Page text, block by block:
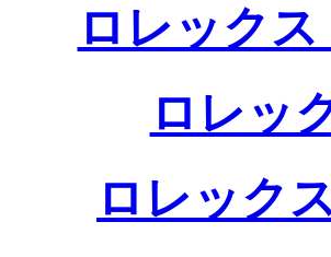
ロレック
ロレッ
ロレック